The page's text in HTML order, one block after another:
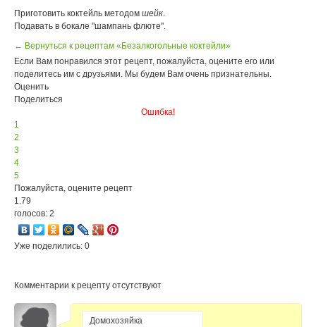
Приготовить коктейль методом шейк.
Подавать в бокале "шампань флюте".
← Вернуться к рецептам «Безалкогольные коктейли»
Если Вам понравился этот рецепт, пожалуйста, оцените его или
поделитесь им с друзьями. Мы будем Вам очень признательны.
Оценить
Поделиться
Ошибка!
1
2
3
4
5
Пожалуйста, оцените рецепт
1.79
голосов: 2
Уже поделились: 0
Комментарии к рецепту отсутствуют